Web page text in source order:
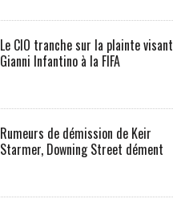
Le CIO tranche sur la plainte visant
Gianni Infantino à la FIFA
Rumeurs de démission de Keir
Starmer, Downing Street dément